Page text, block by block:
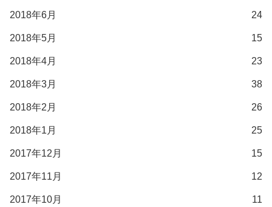
2018年6月 24
2018年5月 15
2018年4月 23
2018年3月 38
2018年2月 26
2018年1月 25
2017年12月 15
2017年11月 12
2017年10月 11